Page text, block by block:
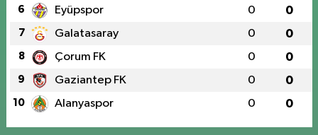
6 Eyüpspor 0 0
7 Galatasaray 0 0
8 Çorum FK 0 0
9 Gaziantep FK 0 0
10 Alanyaspor 0 0